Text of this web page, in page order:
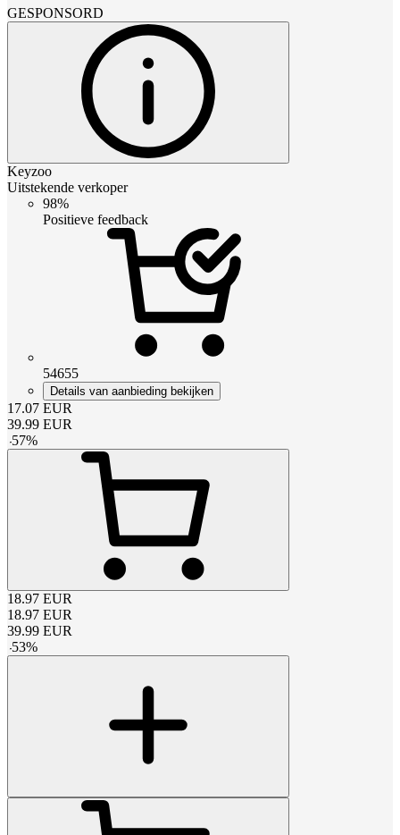
GESPONSORD
Keyzoo
Uitstekende verkoper
98%
Positieve feedback
54655
Details van aanbieding bekijken
17.07 EUR
39.99 EUR
-57%
18.97 EUR
18.97 EUR
39.99 EUR
-53%